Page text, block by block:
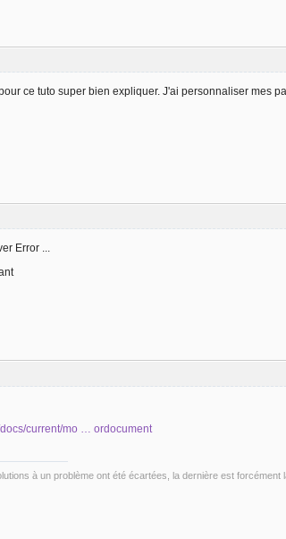
ce tuto super bien expliquer. J'ai personnaliser mes
Error ...
current/mo … ordocument
à un problème ont été écartées, la dernière est forcément